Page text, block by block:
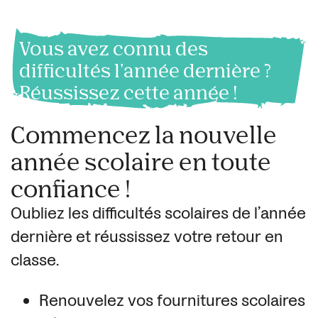
Vous avez connu des
difficultés l'année dernière ?
Réussissez cette année !
Commencez la nouvelle
année scolaire en toute
confiance !
Oubliez les difficultés scolaires de l’année
dernière et réussissez votre retour en
classe.
Renouvelez vos fournitures scolaires